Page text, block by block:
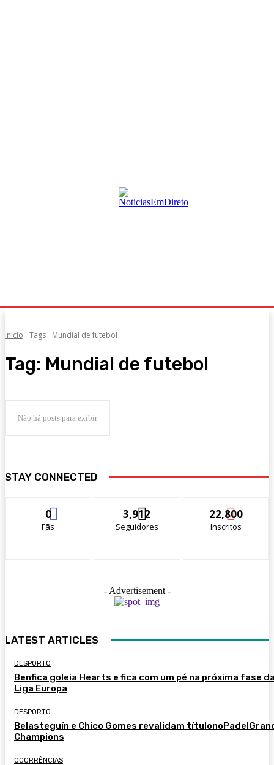
Início Tags Mundial de futebol
Tag: Mundial de futebol
Não há posts para exibir
STAY CONNECTED
0
Fãs
3,912
Seguidores
22,800
Inscritos
- Advertisement -
LATEST ARTICLES
DESPORTO
Benfica goleia Hearts e fica com um pé na próxima fase
Liga Europa
DESPORTO
Belasteguín e Chico Gomes revalidam
Champions
OCORRÊNCIAS